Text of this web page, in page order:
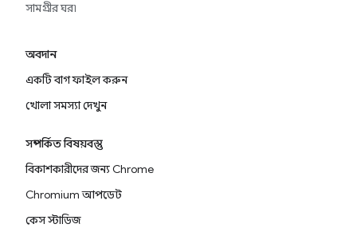
সামগ্রীর ঘর৷
অবদান
একটি বাগ ফাইল করুন
খোলা সমস্যা দেখুন
সম্পর্কিত বিষয়বস্তু
বিকাশকারীদের জন্য Chrome
Chromium আপডেট
কেস স্টাডিজ